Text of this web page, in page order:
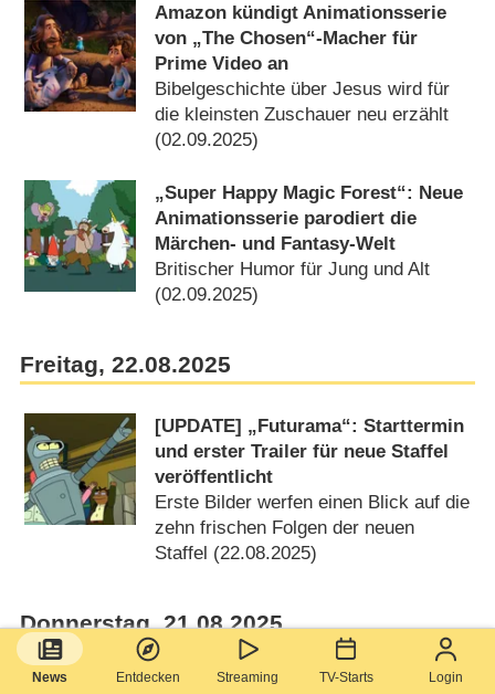
News Entdecken Streaming TV-Starts Login
Amazon kündigt Animationsserie
von „The Chosen“-Macher für
Prime Video an
Bibelgeschichte über Jesus wird für
die kleinsten Zuschauer neu erzählt
(02.09.2025)
„Super Happy Magic Forest“: Neue
Animationsserie parodiert die
Märchen- und Fantasy-Welt
Britischer Humor für Jung und Alt
(02.09.2025)
Freitag, 22.08.2025
[UPDATE] „Futurama“: Starttermin
und erster Trailer für neue Staffel
veröffentlicht
Erste Bilder werfen einen Blick auf die
zehn frischen Folgen der neuen
Staffel (22.08.2025)
Donnerstag, 21.08.2025
„Defenders of the Earth“: 80er-